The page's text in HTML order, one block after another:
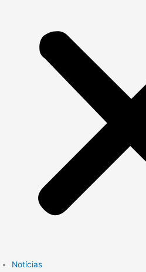
Notícias